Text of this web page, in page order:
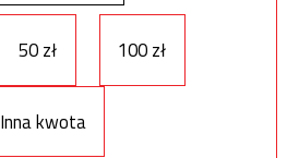
50 zł 100 zł
Inna kwota